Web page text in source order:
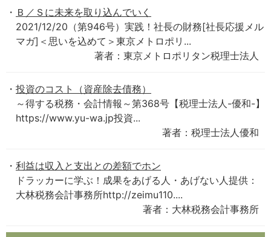
Ｂ／Ｓに未来を取り込んでいく
2021/12/20（第946号）実践！社長の財務[社長応援メル
マガ]＜思いを込めて＞東京メトロポリ...
著者：東京メトロポリタン税理士法人
投資のコスト（資産除去債務）
～得する税務・会計情報～第368号【税理士法人-優和-】
https://www.yu-wa.jp投資...
著者：税理士法人優和
利益は収入と支出との差額でホン
ドラッカーに学ぶ！成果をあげる人・あげない人提供：
大林税務会計事務所http://zeimu110....
著者：大林税務会計事務所